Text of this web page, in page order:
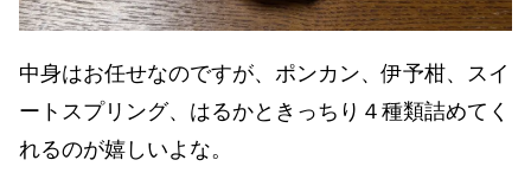
中身はお任せなのですが、ポンカン、伊予柑、スイ
ートスプリング、はるかときっちり４種類詰めてく
れるのが嬉しいよな。